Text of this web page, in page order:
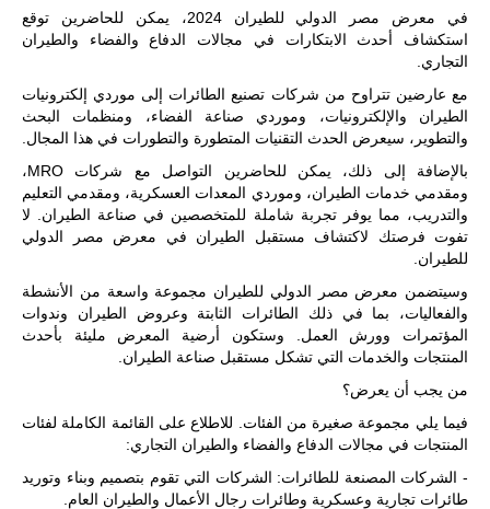
في معرض مصر الدولي للطيران 2024، يمكن للحاضرين توقع
استكشاف أحدث الابتكارات في مجالات الدفاع والفضاء والطيران
التجاري.
مع عارضين تتراوح من شركات تصنيع الطائرات إلى موردي إلكترونيات
الطيران والإلكترونيات، وموردي صناعة الفضاء، ومنظمات البحث
والتطوير، سيعرض الحدث التقنيات المتطورة والتطورات في هذا المجال.
بالإضافة إلى ذلك، يمكن للحاضرين التواصل مع شركات MRO،
ومقدمي خدمات الطيران، وموردي المعدات العسكرية، ومقدمي التعليم
والتدريب، مما يوفر تجربة شاملة للمتخصصين في صناعة الطيران. لا
تفوت فرصتك لاكتشاف مستقبل الطيران في معرض مصر الدولي
للطيران.
وسيتضمن معرض مصر الدولي للطيران مجموعة واسعة من الأنشطة
والفعاليات، بما في ذلك الطائرات الثابتة وعروض الطيران وندوات
المؤتمرات وورش العمل. وستكون أرضية المعرض مليئة بأحدث
المنتجات والخدمات التي تشكل مستقبل صناعة الطيران.
من يجب أن يعرض؟
فيما يلي مجموعة صغيرة من الفئات. للاطلاع على القائمة الكاملة لفئات
المنتجات في مجالات الدفاع والفضاء والطيران التجاري:
- الشركات المصنعة للطائرات: الشركات التي تقوم بتصميم وبناء وتوريد
طائرات تجارية وعسكرية وطائرات رجال الأعمال والطيران العام.